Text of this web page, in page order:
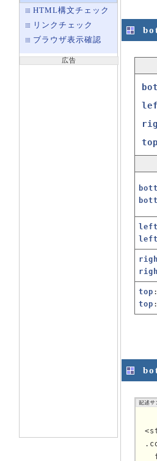
HTML構文チェック
リンクチェック
ブラウザ表示確認
広告
lef
top
left
left
top
top